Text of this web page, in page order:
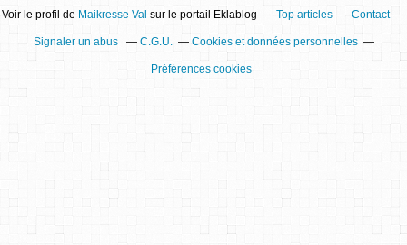
Voir le profil de Maikresse Val sur le portail Eklablog Top articles Contact
Signaler un abus C.G.U. Cookies et données personnelles
Préférences cookies